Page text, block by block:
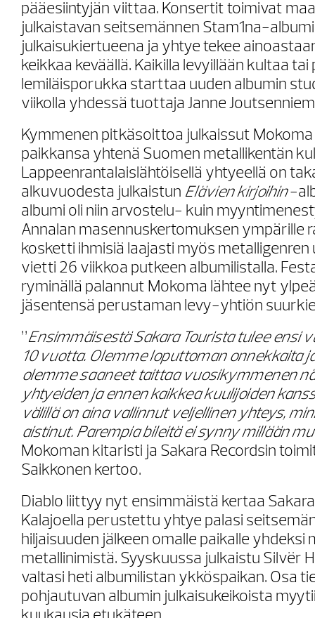
pääesiintyjän viittaa. Konsertit toimivat
julkaistavan seitsemännen Stam1na-
julkaisukiertueena ja yhtye tekee
keikkaa keväällä. Kaikilla levyillään kultaa
lemiläisporukka starttaa uuden albumin
viikolla yhdessä tuottaja Janne
Kymmenen pitkäsoittoa julkaissut
paikkansa yhtenä Suomen metallikentän
Lappeenrantalaislähtöisellä yhtyeellä on
alkuvuodesta julkaistun Elävien kirjoihin-
albumi oli niin arvostelu- kuin
Annalan masennuskertomuksen ympärille
kosketti ihmisiä laajasti myös metalligenren
vietti 26 viikkoa putkeen albumilistalla.
ryminällä palannut Mokoma lähtee nyt
jäsentensä perustaman levy-yhtiön
”Ensimmäisestä Sakara Tourista tulee ensi
10 vuotta. Olemme loputtoman onnekkaita
olemme saaneet taittaa vuosikymmenen
yhtyeiden ja ennen kaikkea kuulijoiden
välillä on aina vallinnut veljellinen yhteys,
aistinut. Parempia bileitä ei synny millään
Mokoman kitaristi ja Sakara Recordsin
Saikkonen kertoo.
Diablo liittyy nyt ensimmäistä kertaa
Kalajoella perustettu yhtye palasi
hiljaisuuden jälkeen omalle paikalle yhdeksi
metallinimistä. Syyskuussa julkaistu Silvër
valtasi heti albumilistan ykköspaikan. Osa
pohjautuvan albumin julkaisukeikoista